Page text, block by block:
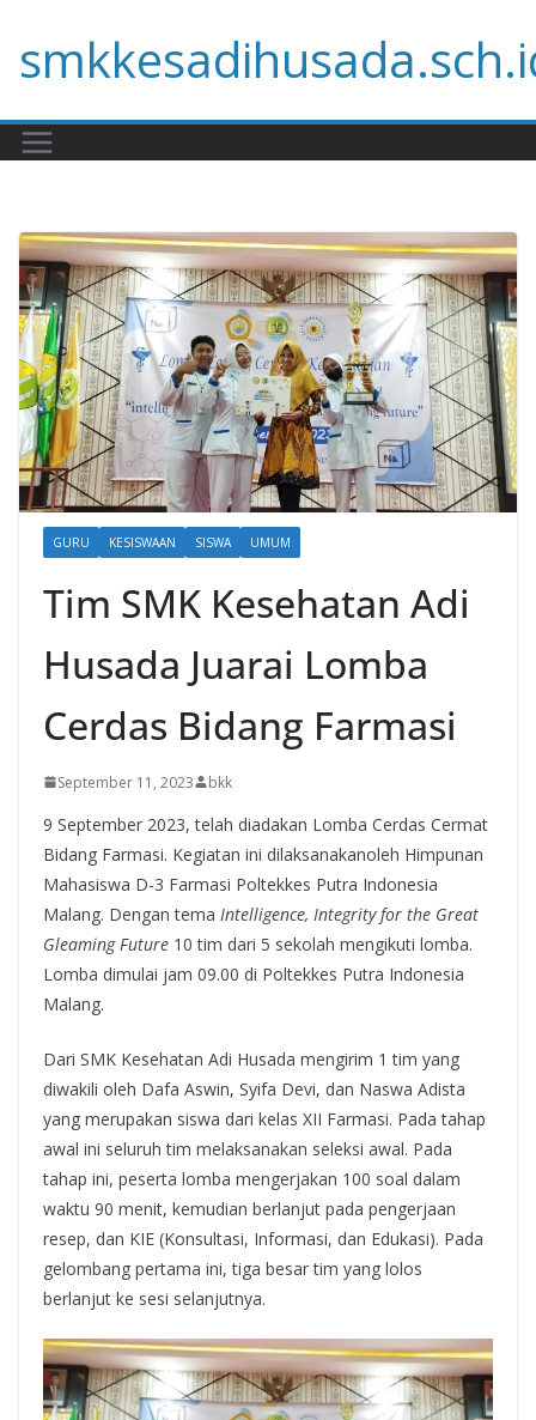
content
GURU KESISWAAN SISWA UMUM
Tim SMK Kesehatan Adi
Husada Juarai Lomba
Cerdas Bidang Farmasi
September 11, 2023 bkk
9 September 2023, telah diadakan Lomba Cerdas Cermat
Bidang Farmasi. Kegiatan ini dilaksanakanoleh Himpunan
Mahasiswa D-3 Farmasi Poltekkes Putra Indonesia
Malang. Dengan tema Intelligence, Integrity for the Great
Gleaming Future 10 tim dari 5 sekolah mengikuti lomba.
Lomba dimulai jam 09.00 di Poltekkes Putra Indonesia
Malang.
Dari SMK Kesehatan Adi Husada mengirim 1 tim yang
diwakili oleh Dafa Aswin, Syifa Devi, dan Naswa Adista
yang merupakan siswa dari kelas XII Farmasi. Pada tahap
awal ini seluruh tim melaksanakan seleksi awal. Pada
tahap ini, peserta lomba mengerjakan 100 soal dalam
waktu 90 menit, kemudian berlanjut pada pengerjaan
resep, dan KIE (Konsultasi, Informasi, dan Edukasi). Pada
gelombang pertama ini, tiga besar tim yang lolos
berlanjut ke sesi selanjutnya.